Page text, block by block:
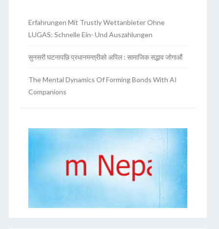
Erfahrungen Mit Trustly Wettanbieter Ohne
LUGAS: Schnelle Ein- Und Auszahlungen
सुनसरी घटनापछि प्रधानमन्त्रीको अपिल : सामाजिक सद्भाव जोगाऔं
The Mental Dynamics Of Forming Bonds With AI
Companions